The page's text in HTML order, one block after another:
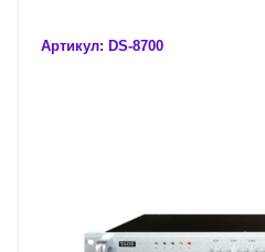
Артикул: DS-8700